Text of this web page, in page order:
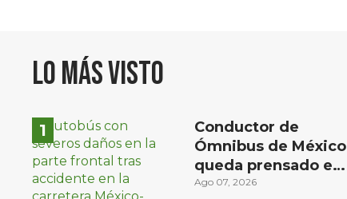
Lo más visto
Conductor de
Ómnibus de México
queda prensado en
choque con
Ago 07, 2026